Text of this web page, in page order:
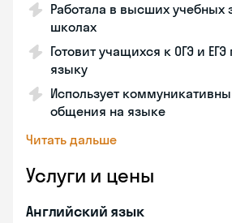
Работала в высших учебных
школах
Готовит учащихся к ОГЭ и
языку
Использует
общения на языке
Читать дальше
Услуги и цены
Английский язык